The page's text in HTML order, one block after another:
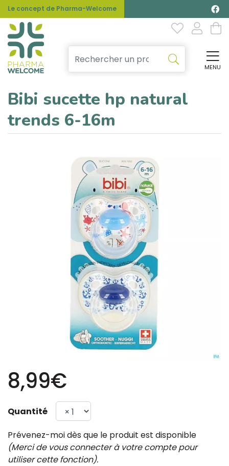
Le concept de Pharma-Welcome
MENU
Bibi sucette hp natural
trends 6-16m
8,99€
Quantité
Prévenez-moi dès que le produit est disponible
(Merci de vous connecter à votre compte pour
utiliser cette fonction).